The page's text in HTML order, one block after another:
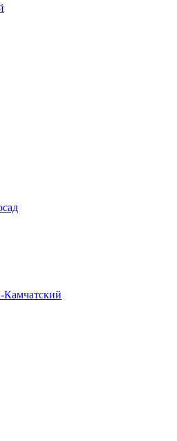
Камчатский